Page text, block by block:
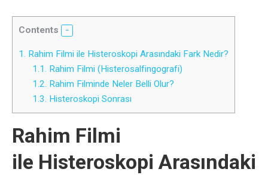
Contents
1. Rahim Filmi ile Histeroskopi Arasındaki Fark Nedir?
1.1. Rahim Filmi (Histerosalfingografi)
1.2. Rahim Filminde Neler Belli Olur?
1.3. Histeroskopi Sonrası
Rahim Filmi
ile Histeroskopi Arasındaki